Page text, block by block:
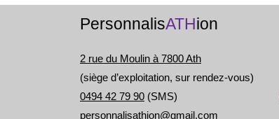
PersonnalisATHion
2 rue du Moulin à 7800 Ath
(siège d’exploitation, sur rendez-vous)
0494 42 79 90 (SMS)
personnalisathion@gmail.com